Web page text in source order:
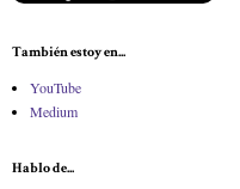
También estoy en...
YouTube
Medium
Hablo de...